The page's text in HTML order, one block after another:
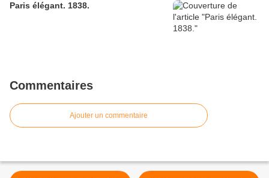
Paris élégant. 1838.
Commentaires
Ajouter un commentaire